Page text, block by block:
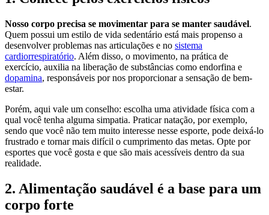
Nosso corpo precisa se movimentar para se manter saudável.
Quem possui um estilo de vida sedentário está mais propenso a
desenvolver problemas nas articulações e no sistema
cardiorrespiratório. Além disso, o movimento, na prática de
exercício, auxilia na liberação de substâncias como endorfina e
dopamina, responsáveis por nos proporcionar a sensação de bem-
estar.
Porém, aqui vale um conselho: escolha uma atividade física com a
qual você tenha alguma simpatia. Praticar natação, por exemplo,
sendo que você não tem muito interesse nesse esporte, pode deixá-lo
frustrado e tornar mais difícil o cumprimento das metas. Opte por
esportes que você gosta e que são mais acessíveis dentro da sua
realidade.
2. Alimentação saudável é a base para um
corpo forte